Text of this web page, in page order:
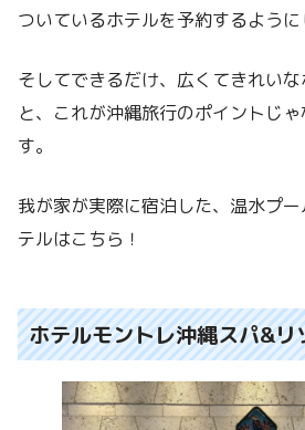
ついているホテルを予約するように
そしてできるだけ、広くてきれい
と、これが沖縄旅行のポイントじ
す。
我が家が実際に宿泊した、温水プ
テルはこちら！
ホテルモントレ沖縄スパ&リ